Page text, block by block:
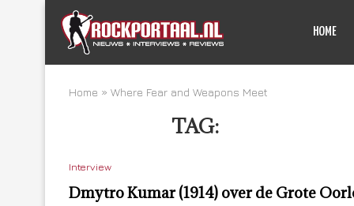
HOME
Home » Where Fear and Weapons Meet
TAG:
Interview
Dmytro Kumar (1914) over de Grote